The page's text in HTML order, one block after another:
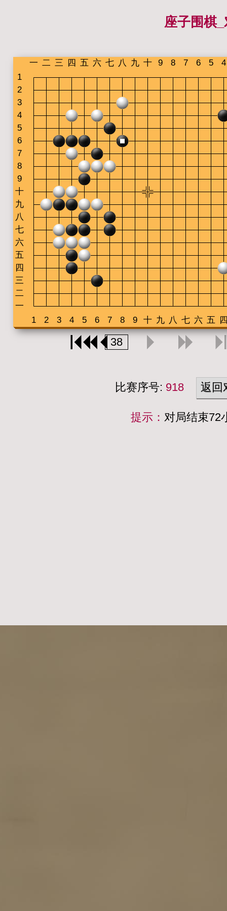
座子围棋
比赛序号: 918 返回
提示： 对局结束72